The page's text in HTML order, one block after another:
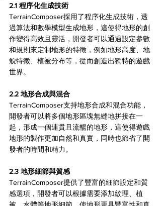
2.1 程序化生成技術
TerrainComposer採用了程序化生成技術，透
過算法和數學模型生成地形，這使得地形的創
作變得高效且靈活，開發者可以通過設定參數
和規則來定制地形的特徵，例如地形高度、地
貌特徵、植被分布等，從而創造出獨特的遊戲
世界。
2.2 地形合成與混合
TerrainComposer支持地形合成和混合功能，
開發者可以將多個地形區塊無縫地拼接在一
起，形成一個連貫且流暢的地形，這使得遊戲
地形的製作更加自然和真實，同時也節省了開
發者的時間和精力。
2.3 地形細節與質感
TerrainComposer提供了豐富的細節設定和質
感選項，開發者可以根據需要添加紋理、植